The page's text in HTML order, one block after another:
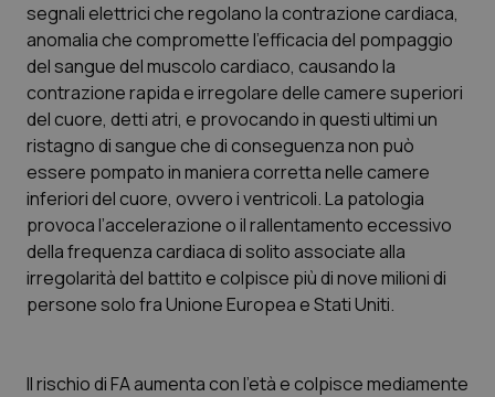
Scienza e Farmaci
Studi e Analisi
Lettere al direttore
Edizioni Regionali
QS Pro
Professionisti Sanitari.AI
segnali elettrici che regolano la contrazione cardiaca,
anomalia che compromette l’efficacia del pompaggio
del sangue del muscolo cardiaco, causando la
contrazione rapida e irregolare delle camere superiori
del cuore, detti atri, e provocando in questi ultimi un
ristagno di sangue che di conseguenza non può
essere pompato in maniera corretta nelle camere
inferiori del cuore, ovvero i ventricoli. La patologia
provoca l’accelerazione o il rallentamento eccessivo
della frequenza cardiaca di solito associate alla
irregolarità del battito e colpisce più di nove milioni di
persone solo fra Unione Europea e Stati Uniti.
Il rischio di FA aumenta con l’età e colpisce mediamente